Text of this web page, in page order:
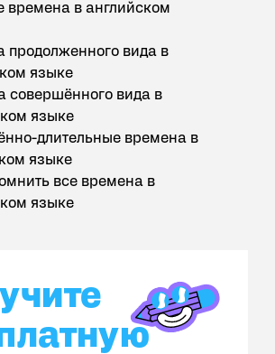
времена в английском
продолженного вида в
языке
совершённого вида в
языке
длительные времена в
языке
все времена в
языке
консультацию